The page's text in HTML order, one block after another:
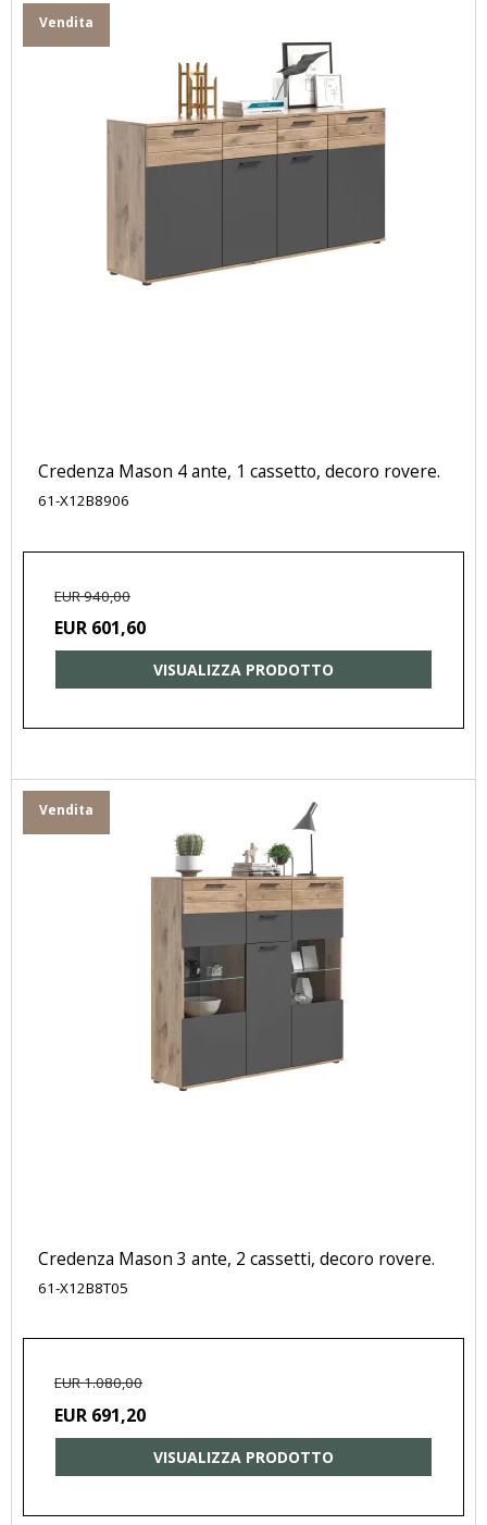
Vendita
Credenza Mason 4 ante, 1 cassetto, decoro rovere.
61-X12B8906
EUR 940,00
EUR 601,60
VISUALIZZA PRODOTTO
Vendita
Credenza Mason 3 ante, 2 cassetti, decoro rovere.
61-X12B8T05
EUR 1.080,00
EUR 691,20
VISUALIZZA PRODOTTO